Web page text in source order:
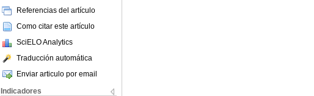
Referencias del artículo
Como citar este artículo
SciELO Analytics
Traducción automática
Enviar articulo por email
Indicadores